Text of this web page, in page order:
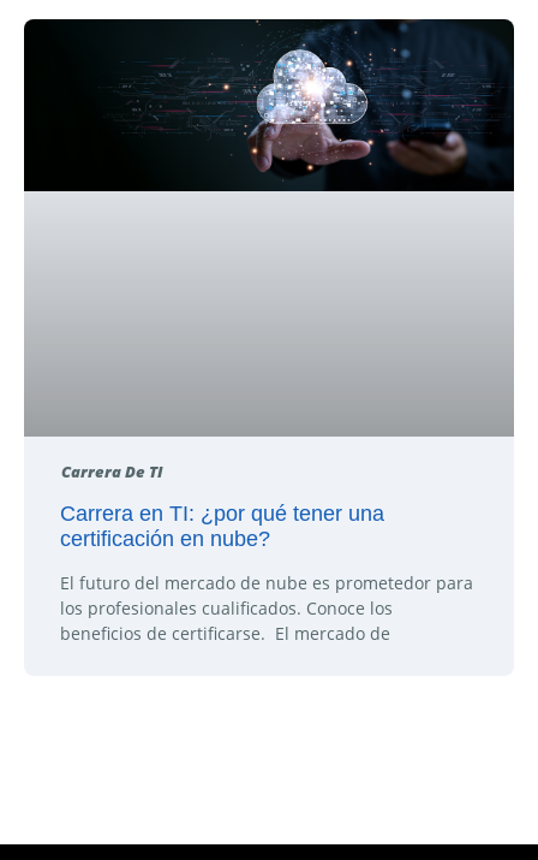
Carrera De TI
Carrera en TI: ¿por qué tener una
certificación en nube?
El futuro del mercado de nube es prometedor para
los profesionales cualificados. Conoce los
beneficios de certificarse. El mercado de